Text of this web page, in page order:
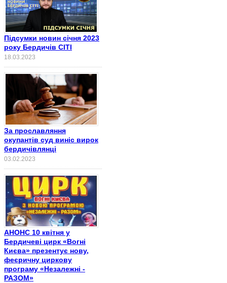
Підсумки новин січня 2023
року Бердичів СІТІ
18.03.2023
За прославляння
окупантів суд виніс вирок
бердичівлянці
03.02.2023
АНОНС 10 квітня у
Бердичеві цирк «Вогні
Києва» презентує нову,
феєричну циркову
програму «Незалежні -
РАЗОМ»